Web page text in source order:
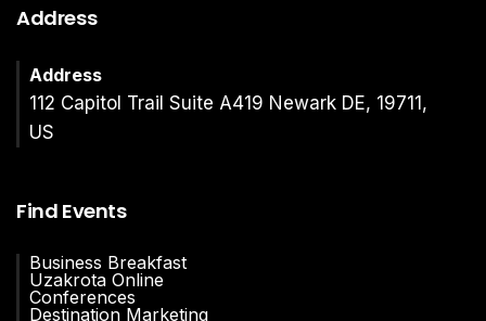
Address
Address
112 Capitol Trail Suite A419 Newark DE, 19711,
US
Find Events
Business Breakfast
Uzakrota Online
Conferences
Destination Marketing